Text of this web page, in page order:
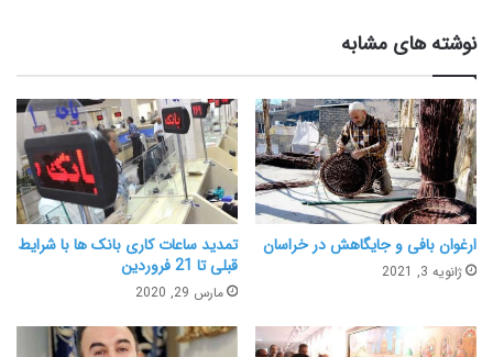
نوشته های مشابه
ارغوان بافی و جایگاهش در خراسان
ژانویه 3, 2021
تمدید ساعات کاری بانک ها با شرایط
قبلی تا 21 فروردین
مارس 29, 2020